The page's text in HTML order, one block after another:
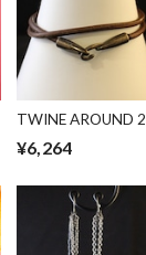
TWINE AROUND 2
¥6,264